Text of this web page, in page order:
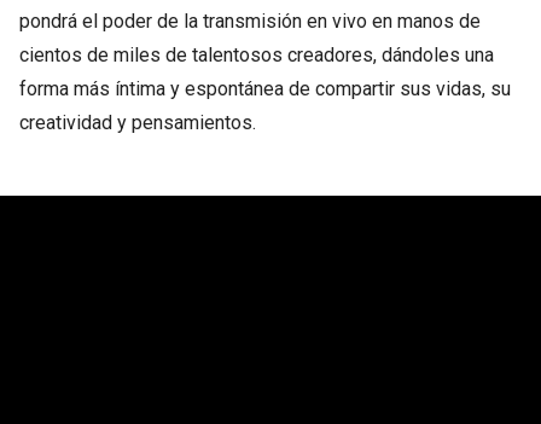
pondrá el poder de la transmisión en vivo en manos de
cientos de miles de talentosos creadores, dándoles una
forma más íntima y espontánea de compartir sus vidas, su
creatividad y pensamientos.